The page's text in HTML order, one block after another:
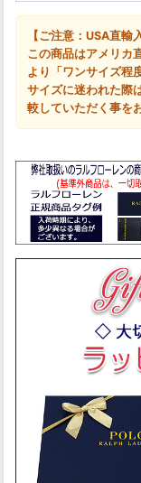
【ご注意：USA直輸
この商品はアメリカ
より「ワンサイズ程
サイズに迷われた際
較していただく事を